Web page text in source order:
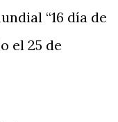
“16 día de
el 25 de